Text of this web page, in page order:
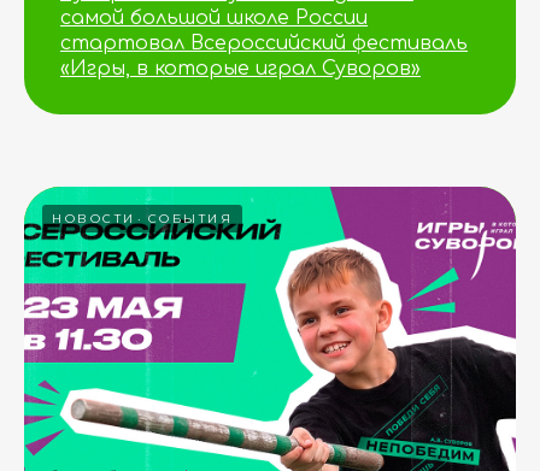
самой большой школе России
стартовал Всероссийский фестиваль
«Игры, в которые играл Суворов»
НОВОСТИ СОБЫТИЯ